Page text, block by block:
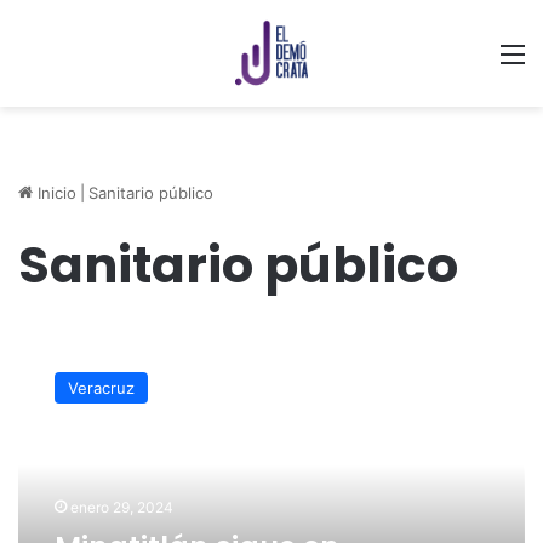
Inicio Sanitario público
Sanitario público
sigue
Veracruz
enero 29, 2024